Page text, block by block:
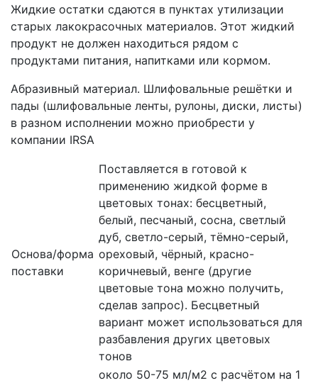
Жидкие остатки сдаются в пунктах утилизации
старых лакокрасочных материалов. Этот жидкий
продукт не должен находиться рядом с
продуктами питания, напитками или кормом.
Абразивный материал. Шлифовальные решётки и
пады (шлифовальные ленты, рулоны, диски, листы)
в разном исполнении можно приобрести у
компании IRSA
Основа/форма
поставки
Поставляется в готовой к
применению жидкой форме в
цветовых тонах: бесцветный,
белый, песчаный, сосна, светлый
дуб, светло-серый, тёмно-серый,
ореховый, чёрный, красно-
коричневый, венге (другие
цветовые тона можно получить,
сделав запрос). Бесцветный
вариант может использоваться для
разбавления других цветовых
тонов
около 50-75 мл/м2 с расчётом на 1